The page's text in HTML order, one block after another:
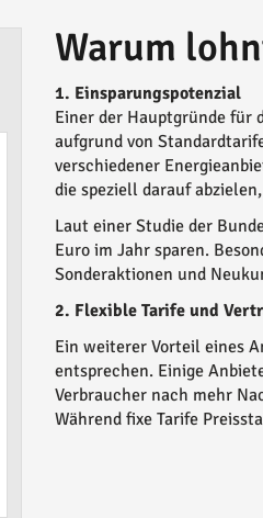
Warum
1. Einsparungspotenzial
Einer der Hauptgründe für
aufgrund von
verschiedener
die speziell darauf
Laut einer Studie der
Euro im Jahr sparen.
Sonderaktionen und
2. Flexible Tarife und
Ein weiterer Vorteil eines
entsprechen. Einige
Verbraucher nach mehr
Während fixe Tarife